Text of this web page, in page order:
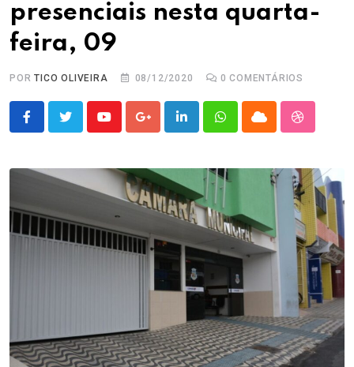
presenciais nesta quarta-
feira, 09
PORTICO OLIVEIRA 08/12/2020 0 COMENTÁRIOS
YoutubeGoogle+LinkedInWhatsappCloud